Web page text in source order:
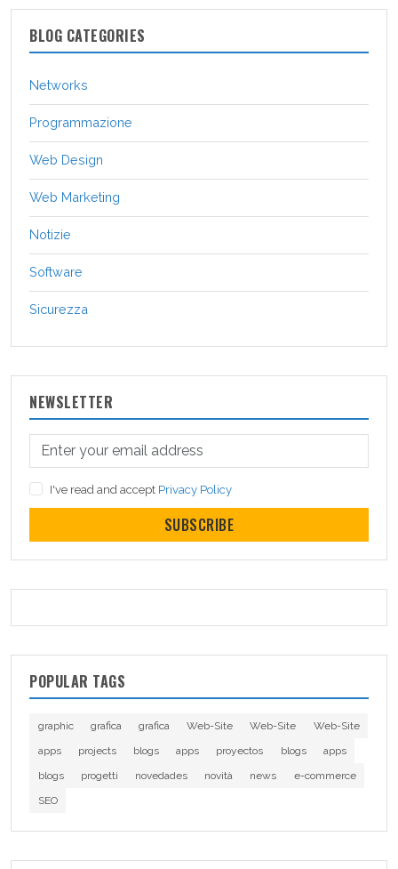
BLOG CATEGORIES
Networks
Programmazione
Web Design
Web Marketing
Notizie
Software
Sicurezza
NEWSLETTER
I've read and accept Privacy Policy
SUBSCRIBE
POPULAR TAGS
graphic grafica grafica Web-Site Web-Site
Web-Site
apps
projects blogs apps proyectos blogs
apps
blogs
progetti novedades novità news
e-commerce
SEO